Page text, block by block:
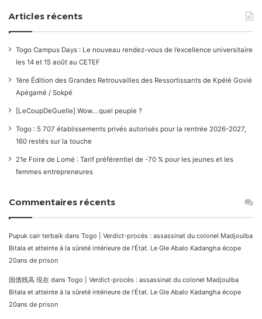
Articles récents
Togo Campus Days : Le nouveau rendez-vous de l’excellence universitaire
les 14 et 15 août au CETEF
1ère Édition des Grandes Retrouvailles des Ressortissants de Kpélé Govié
Apégamé / Sokpé
[LeCoupDeGuelle] Wow… quel peuple ?
Togo : 5 707 établissements privés autorisés pour la rentrée 2026-2027,
160 restés sur la touche
21e Foire de Lomé : Tarif préférentiel de -70 % pour les jeunes et les
femmes entrepreneures
Commentaires récents
Pupuk cair terbaik dans Togo | Verdict-procès : assassinat du colonel Madjoulba
Bitala et atteinte à la sûreté intérieure de l’État. Le Gle Abalo Kadangha écope
20ans de prison
国債残高 現在 dans Togo | Verdict-procès : assassinat du colonel Madjoulba
Bitala et atteinte à la sûreté intérieure de l’État. Le Gle Abalo Kadangha écope
20ans de prison